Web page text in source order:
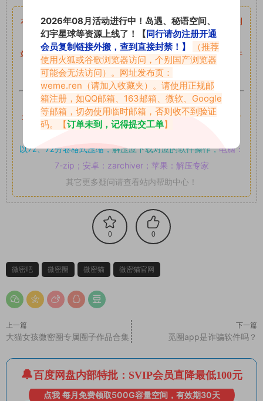
本站资源均来自网络分享，如有侵犯你的权益请私信留言
收到
留言后，我们会第一时间进行审核后删除。
站内资源为网友个人学习或测试研究使用，未经原版权作者许
可,禁止用于任何商业途径！请在下载24小时内删除！
如果遇到付费才可获取的素材，建议升级对应的VIP。
全站付费素材可提供补档服务“均有备份”，素材以主流网盘分
享。
以7z、7z分卷格式压缩，解压应下载对应的软件操作，电脑：
7-zip；安卓：zarchiver；苹果：解压专家
其它更多疑问请查看站内帮助中心！
0 0
微密吧 微密圈 微密猫 微密猫官网
上一篇
大猫女孩微密圈专属圈子作品合集
下一篇
觅圈app是诈骗软件吗？
百度网盘内部特批：SVIP会员直降最低100元
点我 每月免费领取500G容量空间，有效期30天
2026年08月活动进行中！岛遇、秘语空间、
幻宇星球等资源上线了！【 同行请勿注册开通
会员复制链接外搬，查到直接封禁！】
（推荐
使用火狐或谷歌浏览器访问，个别国产浏览器
可能会无法访问）。网址发布页：
weme.ren （请加入收藏夹）。请使用正规邮
箱注册，如QQ邮箱、163邮箱、微软、Google
等邮箱，切勿使用临时邮箱，否则收不到验证
码。【订单未到，记得提交工单】